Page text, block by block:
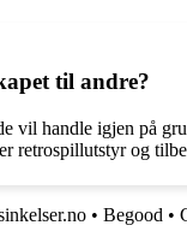
til andre?
vil handle igjen på
retrospillutstyr og
• Begood •